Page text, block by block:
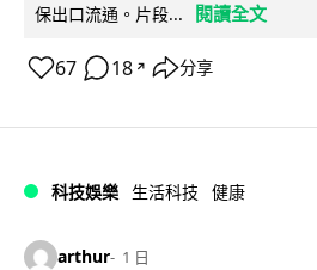
保出口流通。片段...
閱讀全文
67 18 ↗ 分享
科技娛樂 生活科技 健康
arthur 1 日